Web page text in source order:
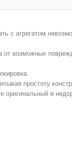
с агрегатом
возможных
простоту
и